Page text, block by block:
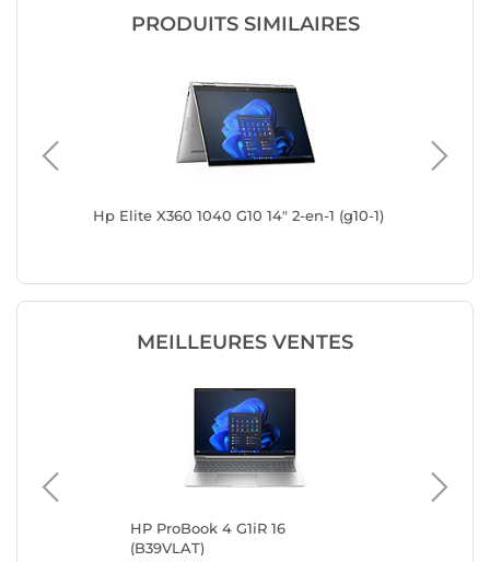
PRODUITS SIMILAIRES
Hp Elite X360 1040 G10 14" 2-en-1 (g10-1)
MEILLEURES VENTES
HP ProBook 4 G1iR 16
(B39VLAT)